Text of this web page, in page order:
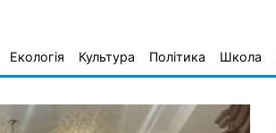
Екологія Культура Політика Школа